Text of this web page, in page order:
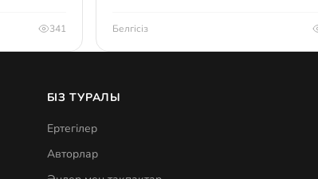
341 Белгісіз
БІЗ ТУРАЛЫ
Ертегілер
Авторлар